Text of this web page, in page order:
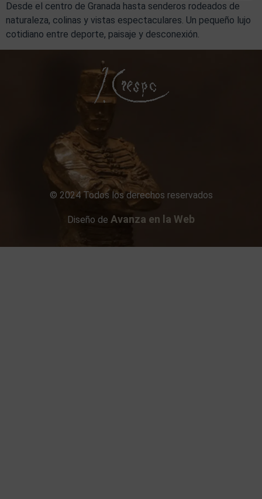
Desde el centro de Granada hasta senderos rodeados de
naturaleza, colinas y vistas espectaculares. Un pequeño lujo
cotidiano entre deporte, paisaje y desconexión.
© 2024 Todos los derechos reservados
Diseño de Avanza en la Web